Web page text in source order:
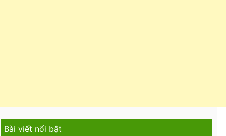
Bài viết nổi bật